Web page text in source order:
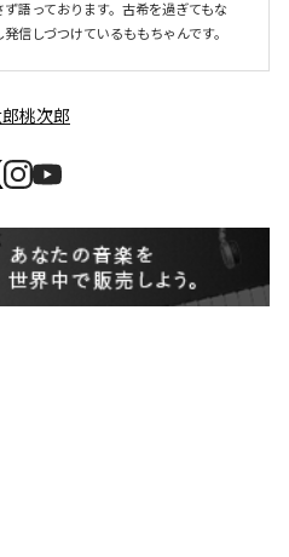
語っております。古希を過ぎてもな
信しづつけているももちゃんです。
桃次郎